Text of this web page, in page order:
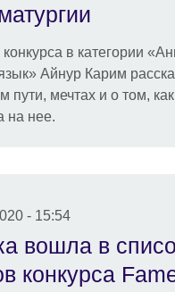
в категории
Айнур Карим
пути, мечтах и о том,
на нее.
- 15:54
вошла в
конкурса